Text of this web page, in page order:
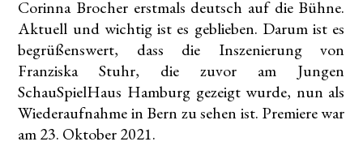
Corinna Brocher erstmals deutsch auf die Bühne.
Aktuell und wichtig ist es geblieben. Darum ist es
begrüßenswert, dass die Inszenierung von
Franziska Stuhr, die zuvor am Jungen
SchauSpielHaus Hamburg gezeigt wurde, nun als
Wiederaufnahme in Bern zu sehen ist. Premiere war
am 23. Oktober 2021.